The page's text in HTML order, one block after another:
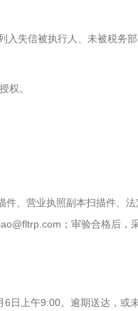
失信被执行人、未被税务
权。
、营业执照副本扫描件、
；审验合格后，
日上午9:00。逾期送达，或